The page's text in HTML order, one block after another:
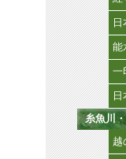
能
一
糸魚川
越